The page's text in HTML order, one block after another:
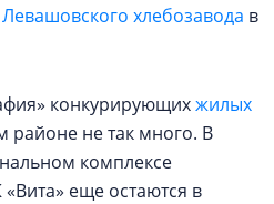
Левашовского хлебозавода в
конкурирующихжилых
районе не так много. В
комплексе
еще остаются в